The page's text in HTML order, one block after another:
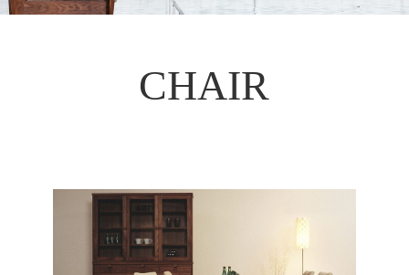
CHAIR